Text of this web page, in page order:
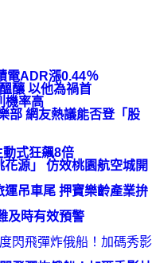
電ADR漲0.44％
釀 以他為禍首
機率高
部 網友熱議能否登「股
式狂飆8倍
源」 仿效桃園航空城開
吊車尾 押寶樂齡產業拚
及時有效預警